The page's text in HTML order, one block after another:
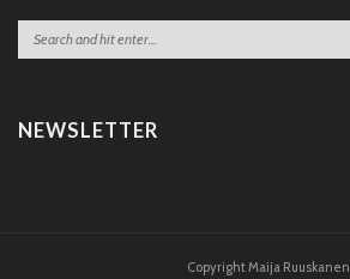
NEWSLETTER
Copyright Maija Ruuskanen